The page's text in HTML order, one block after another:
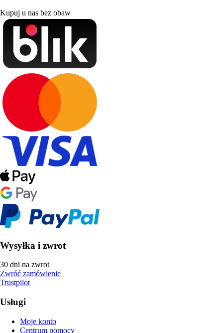
Kupuj u nas bez obaw
Wysyłka i zwrot
30 dni na zwrot
Zwróć zamówienie
Trustpilot
Usługi
Moje konto
Centrum pomocy